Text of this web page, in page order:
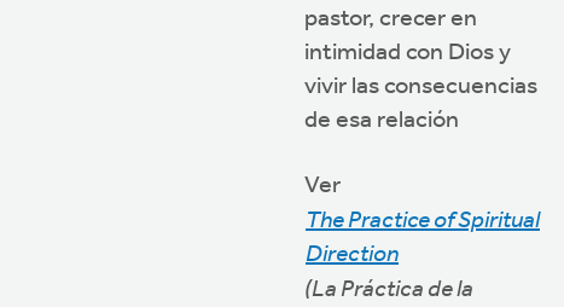
pastor, crecer en
intimidad con Dios y
vivir las consecuencias
de esa relación
Ver
The Practice of Spiritual
Direction
(La Práctica de la